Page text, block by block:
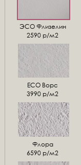
ЭСО Флизелин
2590 р/м2
ЕСО Ворс
3990 р/м2
Флора
6590 р/м2